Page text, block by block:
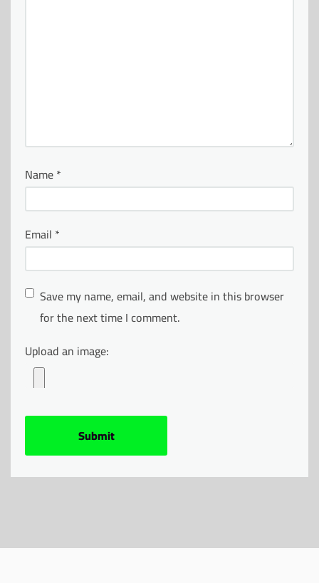
Name*
Email *
Save my name, email, and website in this browser
for the next time I comment.
Upload an image: